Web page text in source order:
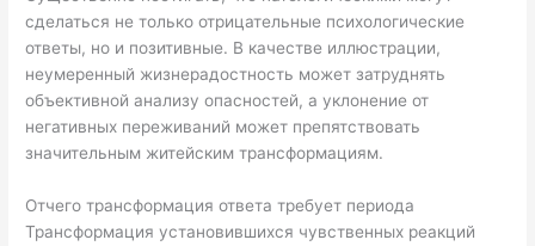
сделаться не только отрицательные психологические
ответы, но и позитивные. В качестве иллюстрации,
неумеренный жизнерадостность может затруднять
объективной анализу опасностей, а уклонение от
негативных переживаний может препятствовать
значительным житейским трансформациям.
Отчего трансформация ответа требует периода
Трансформация установившихся чувственных реакций